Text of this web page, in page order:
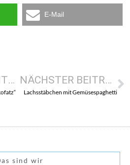
E-Mail
VORHERIGER BEITRAG NÄCHSTER BEITRAG
Lachsstäbchen mit Gemüsespaghetti
sind wir